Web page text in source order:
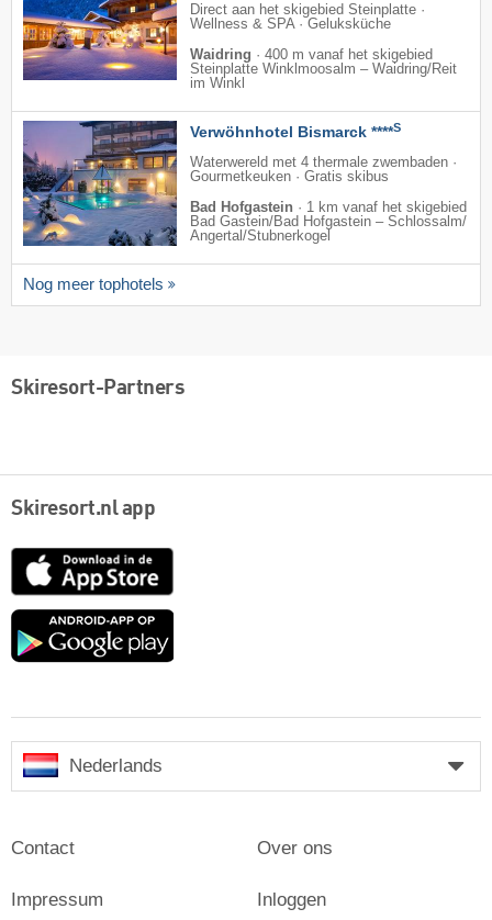
Direct aan het skigebied Steinplatte ·
Wellness & SPA · Geluksküche
Waidring · 400 m vanaf het skigebied
Steinplatte Winklmoosalm – Waidring/​Reit
im Winkl
Verwöhnhotel Bismarck ****S
Waterwereld met 4 thermale zwembaden ·
Gourmetkeuken · Gratis skibus
Bad Hofgastein · 1 km vanaf het skigebied
Bad Gastein/​Bad Hofgastein – Schlossalm/​
Angertal/​Stubnerkogel
Nog meer tophotels
Skiresort-Partners
Skiresort.nl app
App
Google
Nederlands
Contact
Impressum
Over ons
Inloggen